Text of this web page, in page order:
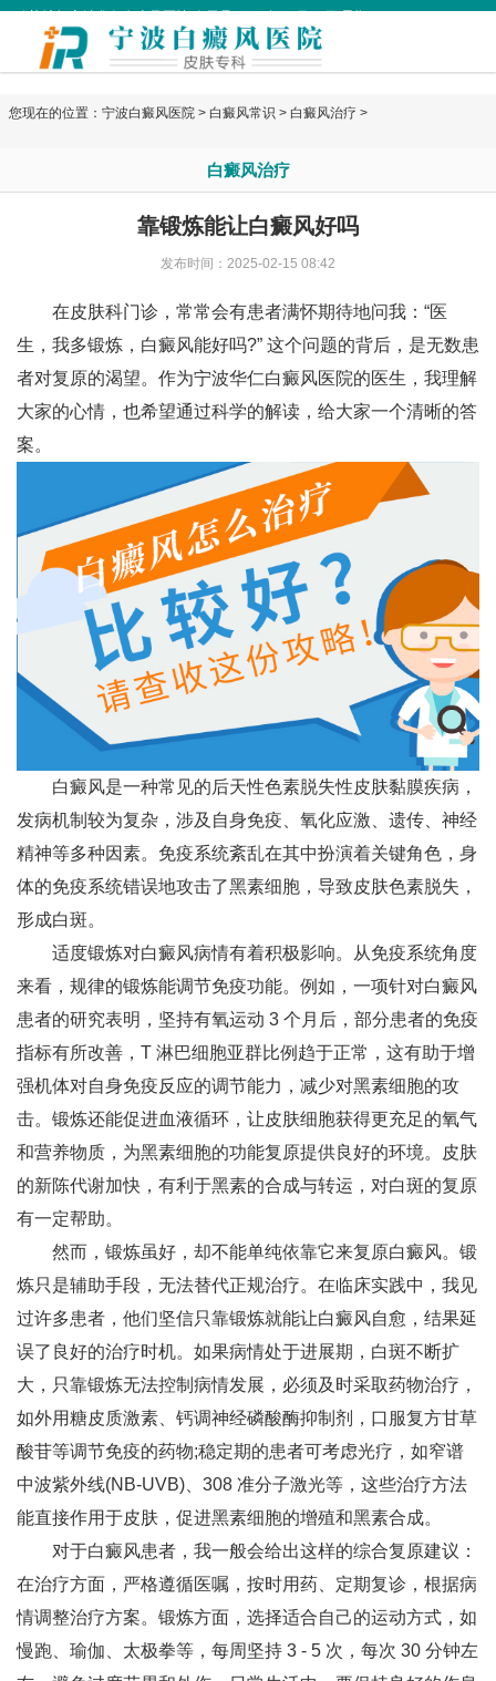
您现在的位置： 宁波白癜风医院 > 白癜风常识 > 白癜风治疗 >
白癜风治疗
靠锻炼能让白癜风好吗
发布时间：2025-02-15 08:42
在皮肤科门诊，常常会有患者满怀期待地问我：“医
生，我多锻炼，白癜风能好吗?” 这个问题的背后，是无数患
者对复原的渴望。作为宁波华仁白癜风医院的医生，我理解
大家的心情，也希望通过科学的解读，给大家一个清晰的答
案。
白癜风是一种常见的后天性色素脱失性皮肤黏膜疾病，
发病机制较为复杂，涉及自身免疫、氧化应激、遗传、神经
精神等多种因素。免疫系统紊乱在其中扮演着关键角色，身
体的免疫系统错误地攻击了黑素细胞，导致皮肤色素脱失，
形成白斑。
适度锻炼对白癜风病情有着积极影响。从免疫系统角度
来看，规律的锻炼能调节免疫功能。例如，一项针对白癜风
患者的研究表明，坚持有氧运动 3 个月后，部分患者的免疫
指标有所改善，T 淋巴细胞亚群比例趋于正常，这有助于增
强机体对自身免疫反应的调节能力，减少对黑素细胞的攻
击。锻炼还能促进血液循环，让皮肤细胞获得更充足的氧气
和营养物质，为黑素细胞的功能复原提供良好的环境。皮肤
的新陈代谢加快，有利于黑素的合成与转运，对白斑的复原
有一定帮助。
然而，锻炼虽好，却不能单纯依靠它来复原白癜风。锻
炼只是辅助手段，无法替代正规治疗。在临床实践中，我见
过许多患者，他们坚信只靠锻炼就能让白癜风自愈，结果延
误了良好的治疗时机。如果病情处于进展期，白斑不断扩
大，只靠锻炼无法控制病情发展，必须及时采取药物治疗，
如外用糖皮质激素、钙调神经磷酸酶抑制剂，口服复方甘草
酸苷等调节免疫的药物;稳定期的患者可考虑光疗，如窄谱
中波紫外线(NB-UVB)、308 准分子激光等，这些治疗方法
能直接作用于皮肤，促进黑素细胞的增殖和黑素合成。
对于白癜风患者，我一般会给出这样的综合复原建议：
在治疗方面，严格遵循医嘱，按时用药、定期复诊，根据病
情调整治疗方案。锻炼方面，选择适合自己的运动方式，如
慢跑、瑜伽、太极拳等，每周坚持 3 - 5 次，每次 30 分钟左